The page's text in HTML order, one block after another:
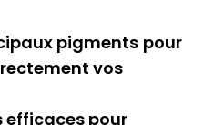
pigments pour
vos
efficaces pour